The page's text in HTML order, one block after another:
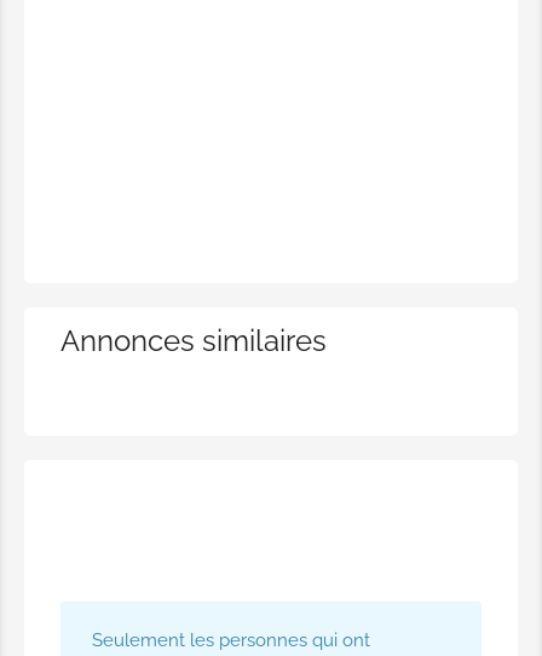
Annonces similaires
Seulement les personnes qui ont